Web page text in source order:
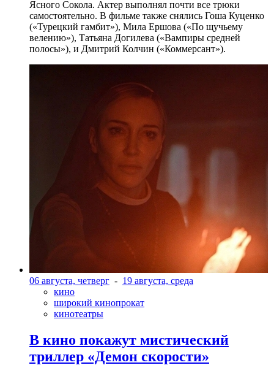
Ясного Сокола. Актер выполнял почти все трюки
самостоятельно. В фильме также снялись Гоша Куценко
(«Турецкий гамбит»), Мила Ершова («По щучьему
велению»), Татьяна Догилева («Вампиры средней
полосы»), и Дмитрий Колчин («Коммерсант»).
06 августа, четверг - 19 августа, среда
кино
широкий кинопрокат
кинотеатры
В кино покажут мистический
триллер «Демон скорости»